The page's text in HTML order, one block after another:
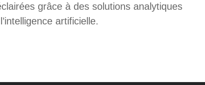
grâce à des solutions analytiques
artificielle.